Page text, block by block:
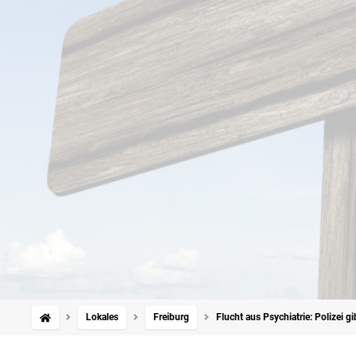
Lokales Freiburg Flucht aus Psychiatrie: Polizei